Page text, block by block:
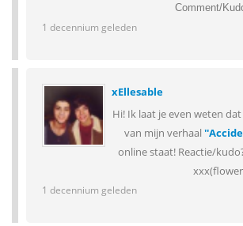
Comment/
1 decennium geleden
xEllesable
Hi! Ik laat je even weten
van mijn verhaal
online staat! Reactie/
1 decennium geleden